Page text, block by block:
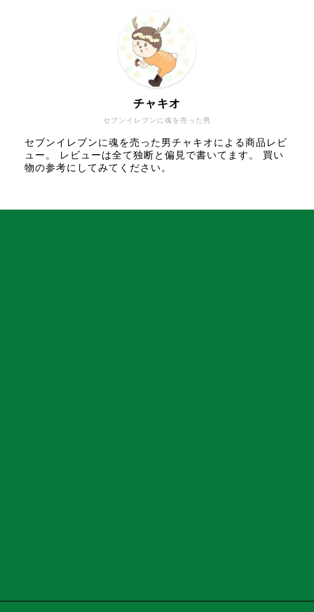
セブンイレブンに魂を売った男
チャキオ
セブンイレブンに魂を売った男チャキオによる商品レビ
ュー。 レビューは全て独断と偏見で書いてます。 買い
物の参考にしてみてください。